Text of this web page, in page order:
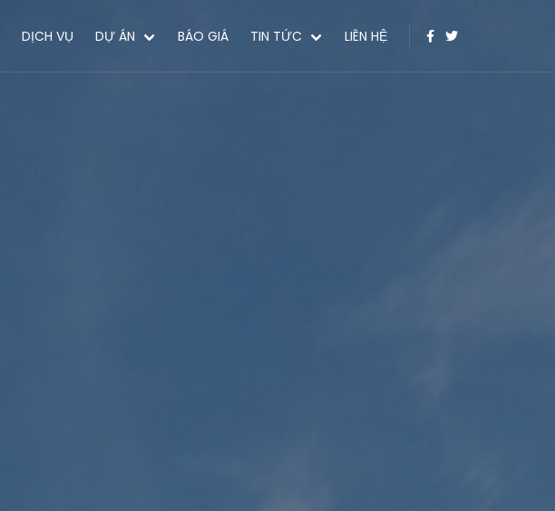
DỊCH VỤ DỰ ÁN BÁO GIÁ TIN TỨC LIÊN HỆ